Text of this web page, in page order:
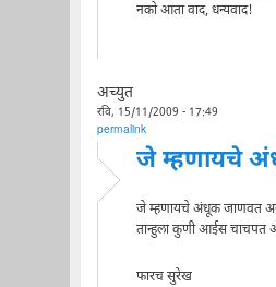
नको आता वाद, धन्यवाद!
अच्युत
रवि, 15/11/2009 - 17:49
permalink
जे म्हणायचे
जे म्हणायचे अंधूक जाणवत
तान्हुला कुणी आईस चाचपत
फारच सुरेख